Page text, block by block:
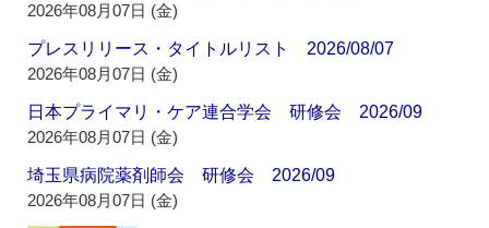
2026年08月07日 (金)
プレスリリース・タイトルリスト 2026/08/07
2026年08月07日 (金)
日本プライマリ・ケア連合学会 研修会 2026/09
2026年08月07日 (金)
埼玉県病院薬剤師会 研修会 2026/09
2026年08月07日 (金)